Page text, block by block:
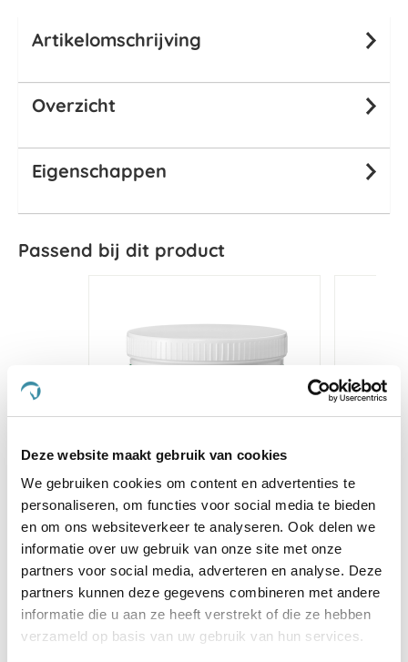
Deze website maakt gebruik van cookies
We gebruiken cookies om content en advertenties te
personaliseren, om functies voor social media te bieden
en om ons websiteverkeer te analyseren. Ook delen we
informatie over uw gebruik van onze site met onze
partners voor social media, adverteren en analyse. Deze
partners kunnen deze gegevens combineren met andere
informatie die u aan ze heeft verstrekt of die ze hebben
verzameld op basis van uw gebruik van hun services.
Artikelomschrijving
Overzicht
Eigenschappen
Passend bij dit product
HorseFlex Weerstand
Complex
€ 35,75